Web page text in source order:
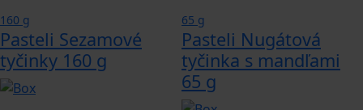
160 g
Pasteli Sezamové
tyčinky 160 g
65 g
Pasteli Nugátová
tyčinka s mandľami
65 g